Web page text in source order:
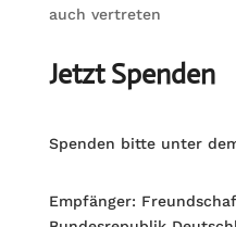
auch vertreten
Jetzt Spenden
Spenden bitte unter
Empfänger: